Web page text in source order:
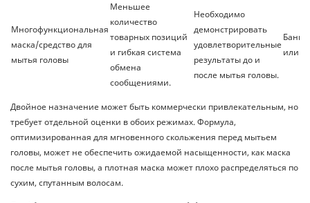
Многофункциональная
маска/средство для
мытья головы
Меньшее
количество
товарных позиций
и гибкая система
обмена
сообщениями.
Необходимо
демонстрировать
удовлетворительные
результаты до и
после мытья головы.
или
Двойное назначение может быть коммерчески привлекательным, но
требует отдельной оценки в обоих режимах. Формула,
оптимизированная для мгновенного скольжения перед мытьем
головы, может не обеспечить ожидаемой насыщенности, как маска
после мытья головы, а плотная маска может плохо распределяться по
сухим, спутанным волосам.